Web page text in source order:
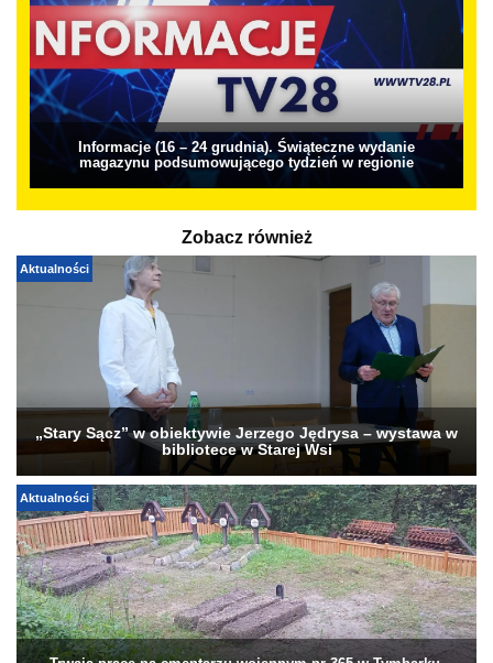
Informacje (16 – 24 grudnia). Świąteczne wydanie
magazynu podsumowującego tydzień w regionie
Zobacz również
Aktualności
„Stary Sącz” w obiektywie Jerzego Jędrysa – wystawa w
bibliotece w Starej Wsi
Aktualności